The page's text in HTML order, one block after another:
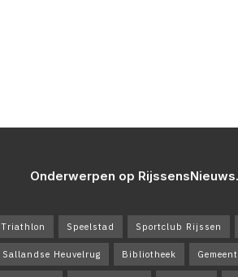
Onderwerpen op
Triathlon Speelstad Sportclub Rijssen
Sallandse Heuvelrug Bibliotheek